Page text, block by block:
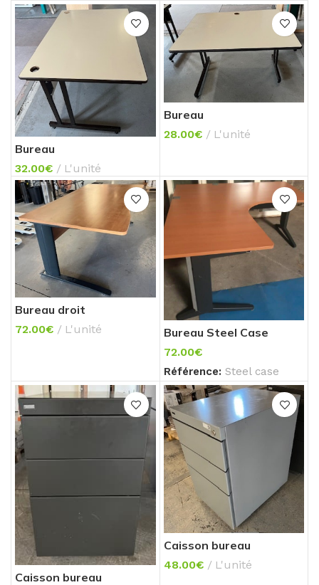
Bureau
32.00€ L'unité
Bureau
28.00€ L'unité
Bureau droit
72.00€ L'unité Bureau Steel Case
72.00€
Référence: Steel case
Caisson bureau
Caisson bureau
48.00€ L'unité